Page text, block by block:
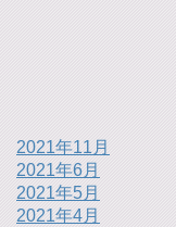
2021年11月
2021年6月
2021年5月
2021年4月